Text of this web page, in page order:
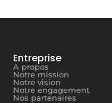
Entreprise
A propos
Notre mission
Notre vision
Notre engagement
Nos partenaires